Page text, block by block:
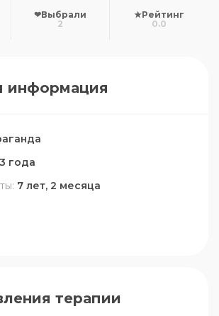
❤Выбрали
2
★Рейтинг
0.0
информация
года
7 лет, 2 месяца
терапии